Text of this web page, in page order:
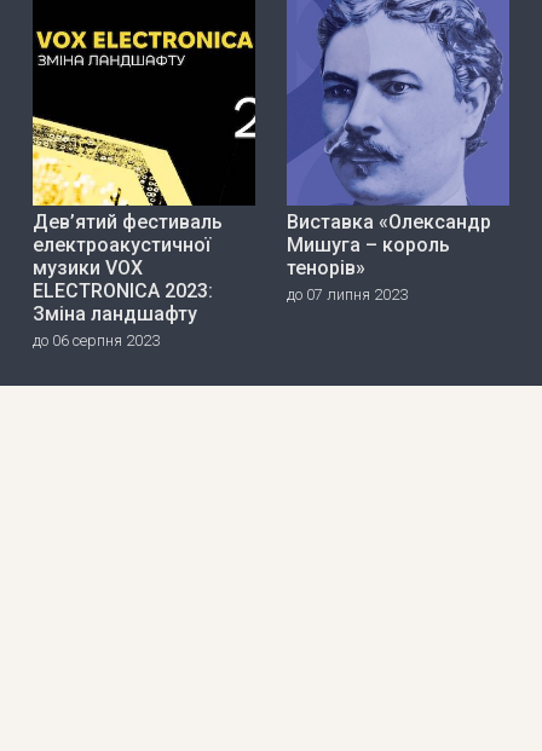
Дев’ятий фестиваль
електроакустичної
музики VOX
ELECTRONICA 2023:
Зміна ландшафту
до 06 серпня 2023
Виставка «Олександр
Мишуга – король
тенорів»
до 07 липня 2023